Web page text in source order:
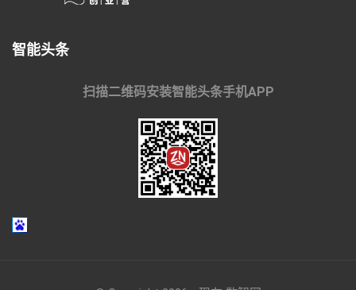
智能头条
扫描二维码安装智能头条手机APP